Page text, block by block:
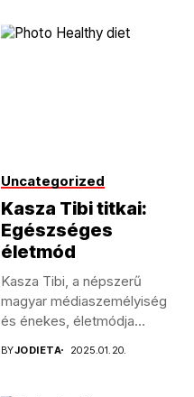
Uncategorized
Kasza Tibi titkai:
Egészséges
életmód
Kasza Tibi, a népszerű
magyar médiaszemélyiség
és énekes, életmódja
BYJODIETA 2025.01.20.